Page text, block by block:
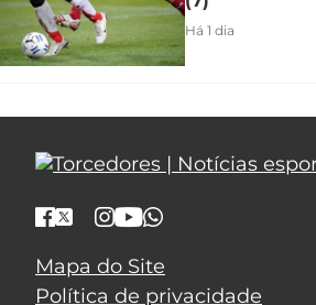
Há 1 dia
Mapa do Site
Política de privacidade